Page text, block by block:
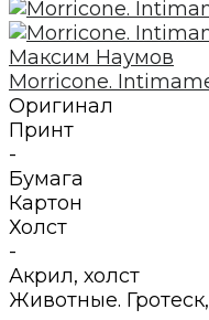
Максим Наумов
Morricone.
Оригинал
Принт
-
Бумага
Картон
Холст
-
Акрил, холст
Животные.